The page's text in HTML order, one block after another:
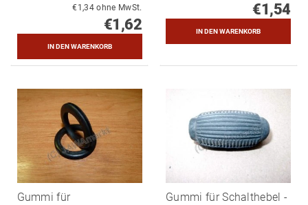
€1,34 ohne MwSt.
€1,62
€1,54
Gummi für
Gummi für Schalthebel -